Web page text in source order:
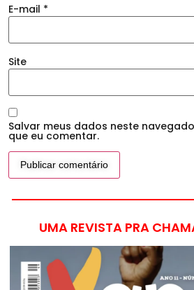
E-mail *
Site
Salvar meus dados neste
que eu comentar.
UMA REVISTA PRA